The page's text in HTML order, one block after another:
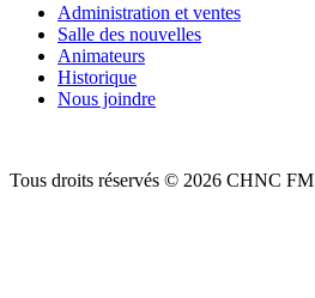
Administration et ventes
Salle des nouvelles
Animateurs
Historique
Nous joindre
Tous droits réservés © 2026 CHNC FM